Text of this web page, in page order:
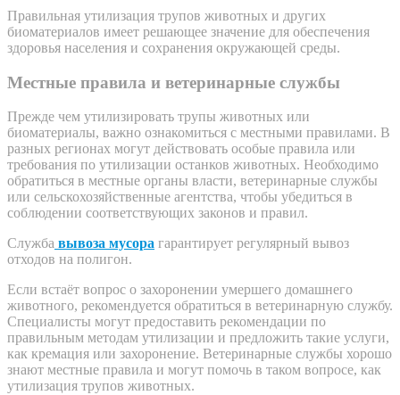
Правильная утилизация трупов животных и других
биоматериалов имеет решающее значение для обеспечения
здоровья населения и сохранения окружающей среды.
Местные правила и ветеринарные службы
Прежде чем утилизировать трупы животных или
биоматериалы, важно ознакомиться с местными правилами. В
разных регионах могут действовать особые правила или
требования по утилизации останков животных. Необходимо
обратиться в местные органы власти, ветеринарные службы
или сельскохозяйственные агентства, чтобы убедиться в
соблюдении соответствующих законов и правил.
Служба вывоза мусора гарантирует регулярный вывоз
отходов на полигон.
Если встаёт вопрос о захоронении умершего домашнего
животного, рекомендуется обратиться в ветеринарную службу.
Специалисты могут предоставить рекомендации по
правильным методам утилизации и предложить такие услуги,
как кремация или захоронение. Ветеринарные службы хорошо
знают местные правила и могут помочь в таком вопросе, как
утилизация трупов животных.